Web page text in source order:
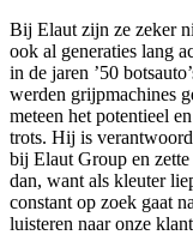
Bij Elaut zijn ze zeker
ook al generaties lang
in de jaren ’50
werden grijpmachines
meteen het potentieel
trots. Hij is
bij Elaut Group en
dan, want als kleuter
constant op zoek gaat
luisteren naar onze